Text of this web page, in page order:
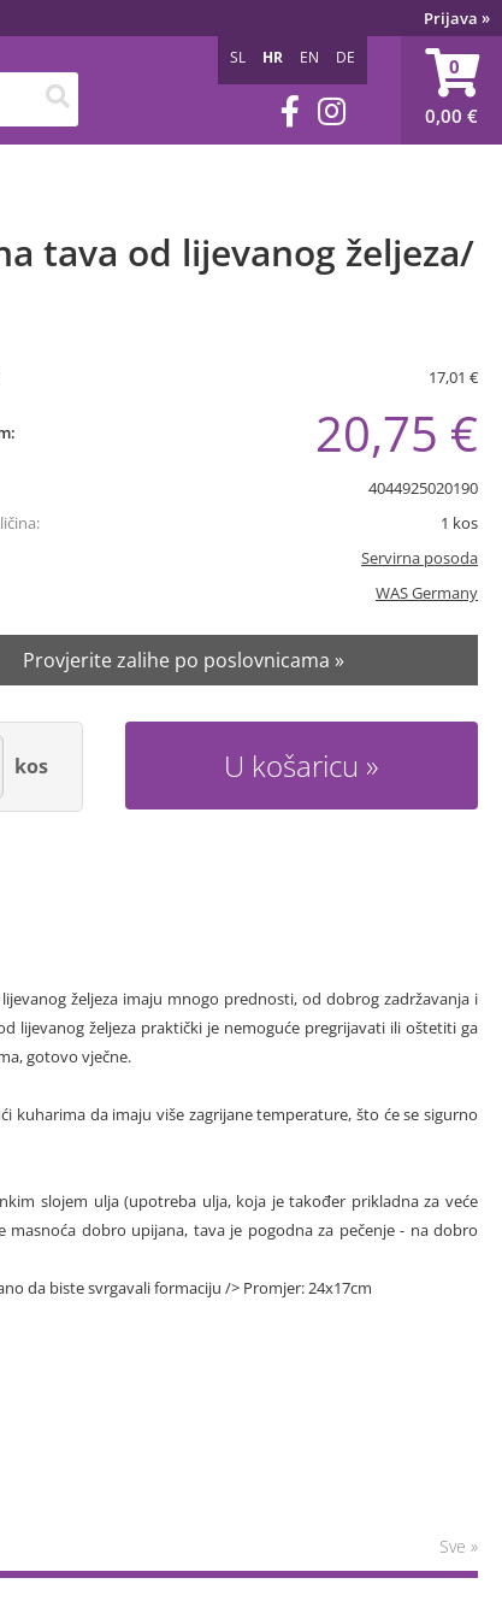
Prijava »
0
0,00 €
SL HR EN DE
tava od lijevanog željeza/
17,01 €
20,75 €
4044925020190
1 kos
Servirna posoda
WAS Germany
Provjerite zalihe po poslovnicama »
U košaricu
kos
željeza imaju mnogo prednosti, od dobrog zadržavanja i
lijevanog željeza praktički je nemoguće pregrijavati ili oštetiti ga
gotovo vječne.
da imaju više zagrijane temperature, što će se sigurno
slojem ulja (upotreba ulja, koja je također prikladna za veće
dobro upijana, tava je pogodna za pečenje - na dobro
da biste svrgavali formaciju /> Promjer: 24x17cm
Sve »